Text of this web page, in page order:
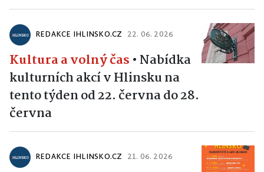
REDAKCE IHLINSKO.CZ 22. 06. 2026
Kultura a volný čas • Nabídka
kulturních akcí v Hlinsku na
tento týden od 22. června do 28.
června
REDAKCE IHLINSKO.CZ 21. 06. 2026